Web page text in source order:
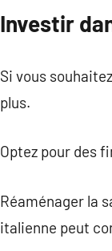
Investir
Si vous
plus.
Optez pour des
Réaménager la
italienne peut